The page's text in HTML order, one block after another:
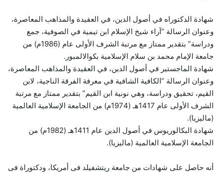
شهادة الدكتوراه في أصول الدين، في العقيدة والمذاهب المعاصرة،
وعنوان الرسالة “آراء شيخ الإسلام ابن تيمية في الصوفية، جمع
ودراسة” بتقدير ممتاز مع مرتبة الشرف الأولى عام (1986م) من
جامعة الإمام محمد بن سلام الإسلامية بكوالالمبور.
شهادة الماجستير في أصول الدين، في العقيدة والمذاهب المعاصرة،
وعنوان الرسالة “الكافية الشافية في معرفة الفرقة الناجية، لابن
القيم، تحقيق ودراسة، وهي نونية ابن القيم” بتقدير ممتاز مع مرتبة
الشرف الأولى عام 1417هـ (1974م) من الجامعة الإسلامية العالمية
(ماليزيا).
شهادة البكالوريوس في أصول الدين عام 1411هـ (1982م) من
الجامعة الإسلامية العالمية (ماليزيا).
أنه حاصل على شهادات من جامعة ريتشفيلد فى أمريكا، ودكتوراة فى